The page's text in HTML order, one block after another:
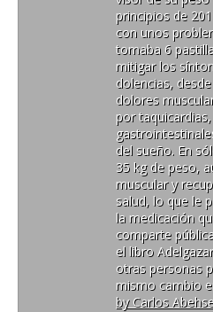
principios de
con unos
tomaba 6
mitigar los
dolencias,
dolores
por
del sueño. En
35 kg de peso,
muscular y
salud, lo que le
la medicación
comparte
el libro
otras personas
mismo cambio
by Carlos